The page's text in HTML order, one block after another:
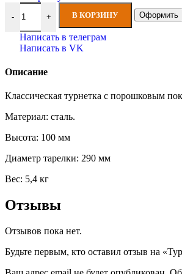
-
Количество товара Турнетка 290х100 мм
+ В КОРЗИНУ Оформить
Написать в телеграм
Написать в VK
Описание
Классическая турнетка с порошковым
Материал: сталь.
Высота: 100 мм
Диаметр тарелки: 290 мм
Вес: 5,4 кг
Отзывы
Отзывов пока нет.
Будьте первым, кто оставил отзыв на